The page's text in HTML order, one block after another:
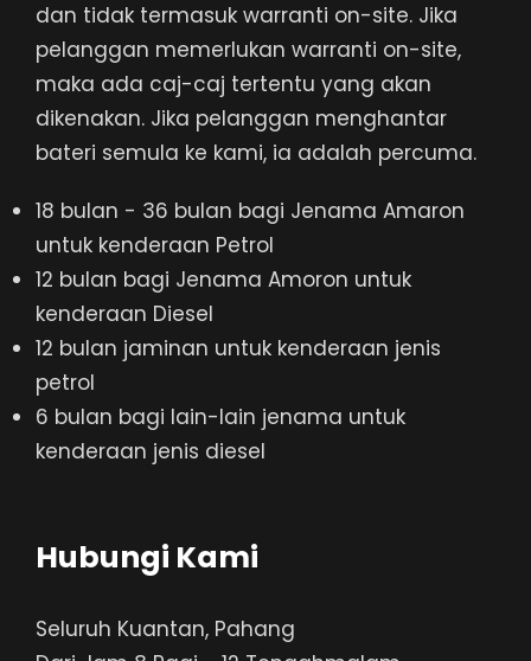
dan tidak termasuk warranti on-site. Jika
pelanggan memerlukan warranti on-site,
maka ada caj-caj tertentu yang akan
dikenakan. Jika pelanggan menghantar
bateri semula ke kami, ia adalah percuma.
18 bulan - 36 bulan bagi Jenama Amaron
untuk kenderaan Petrol
12 bulan bagi Jenama Amoron untuk
kenderaan Diesel
12 bulan jaminan untuk kenderaan jenis
petrol
6 bulan bagi lain-lain jenama untuk
kenderaan jenis diesel
Hubungi Kami
Seluruh Kuantan, Pahang